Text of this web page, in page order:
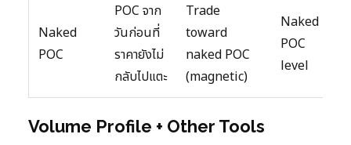
Naked
POC
POC จาก
วันก่อนที่
ราคายังไม่
กลับไปแตะ
Trade
toward
naked POC
(magnetic)
Naked
POC
level
Volume Profile + Other Tools